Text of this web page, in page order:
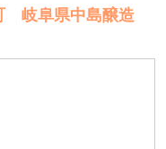
岐阜県中島醸造